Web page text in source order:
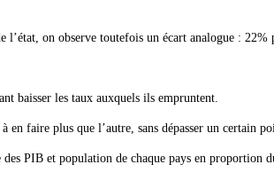
on observe toutefois un écart analogue :
baisser les taux auxquels ils empruntent.
faire plus que l’autre, sans dépasser un certain
PIB et population de chaque pays en